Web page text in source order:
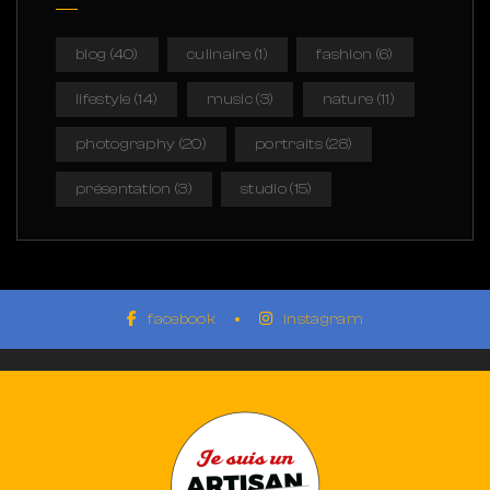
blog (40) culinaire (1) fashion (6)
lifestyle (14) music(3) nature (11)
photography (20) portraits(28)
présentation (3) studio(15)
facebook instagram